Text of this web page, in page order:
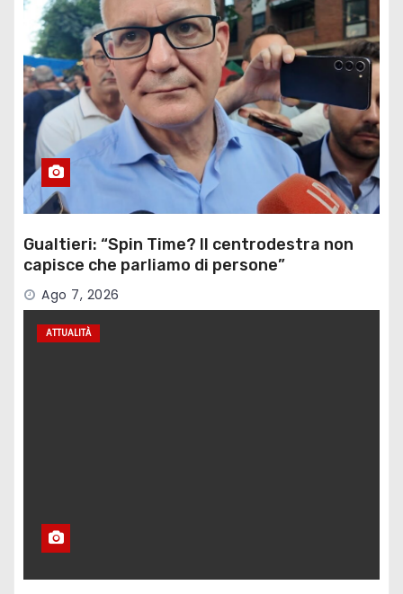
Gualtieri: “Spin Time? Il centrodestra non
capisce che parliamo di persone”
Ago 7, 2026
ATTUALITÀ